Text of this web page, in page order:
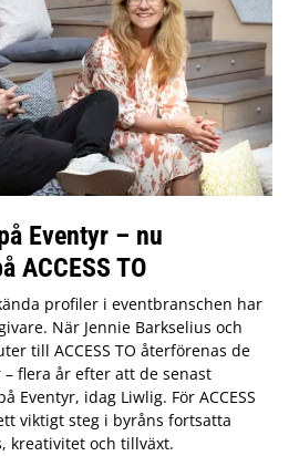
Eventyr – nu
ACCESS TO
profiler i eventbranschen har
När Jennie Barkselius och
till ACCESS TO återförenas de
flera år efter att de senast
Eventyr, idag Liwlig. För ACCESS
viktigt steg i byråns fortsatta
kreativitet och tillväxt.